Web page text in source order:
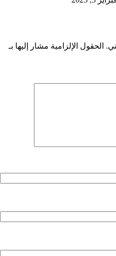
الحقول الإلزامية مشار إليها بـ